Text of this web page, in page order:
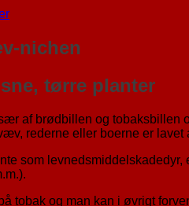
nichen
tørre planter
af brødbillen og tobaksbillen
rederne eller boerne er lavet
som
tobak og man kan i øvrigt